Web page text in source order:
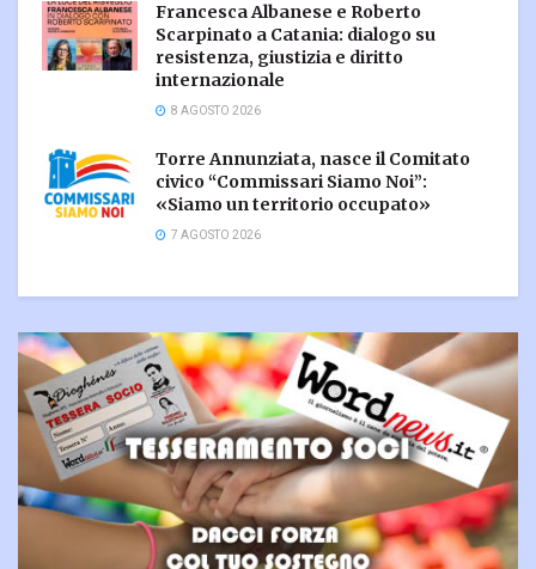
Francesca Albanese e Roberto
Scarpinato a Catania: dialogo su
resistenza, giustizia e diritto
internazionale
8 AGOSTO 2026
Torre Annunziata, nasce il Comitato
civico “Commissari Siamo Noi”:
«Siamo un territorio occupato»
7 AGOSTO 2026